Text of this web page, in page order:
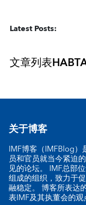
Latest Posts:
文章列表
关于博客
IMF博客（IMFBlog）
员和官员就当今紧迫
见的论坛。 IMF总部
组成的组织，致力于
融稳定。 博客所表达
表IMF及其执董会的观